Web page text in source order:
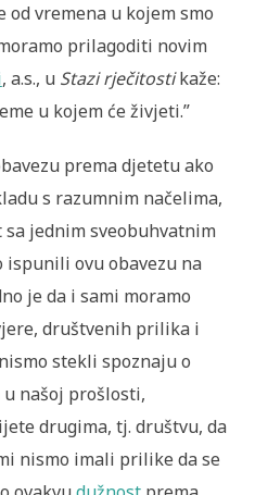
vremena u kojem smo
pri­lagoditi novim
, a.s., u Stazi rječitostikaže:
u ko­jem će živjeti.”
prema djetetu ako
s razumnim načelima,
jednim sveobuhvatnim
ispunili ovu obavezu na
je da i sami moramo
društvenih ­prilika i
stekli spoznaju o
našoj prošlosti,
drugima, tj. društvu, da
nismo imali prilike da se